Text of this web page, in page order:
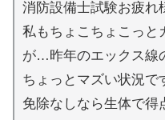
消防設備士試験お疲れ
私もちょこちょこっと
が…昨年のエックス線
ちょっとマズい状況で
免除なしなら生体で得